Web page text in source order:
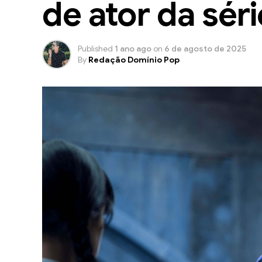
de ator da
Published 1 ano ago on 6 de agosto de 2025
By Redação Domínio Pop